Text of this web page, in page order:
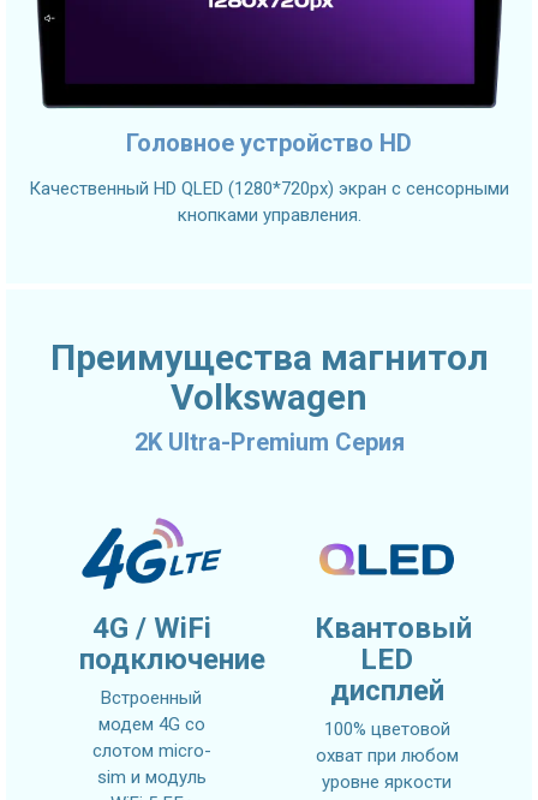
Головное устройство HD
Качественный HD QLED (1280*720px) экран с сенсорными
кнопками управления.
Преимущества магнитол
Volkswagen
2K Ultra-Premium Серия
4G / WiFi
подключение
Встроенный
модем 4G со
слотом micro-
sim и модуль
Квантовый
LED
дисплей
100% цветовой
охват при любом
уровне яркости